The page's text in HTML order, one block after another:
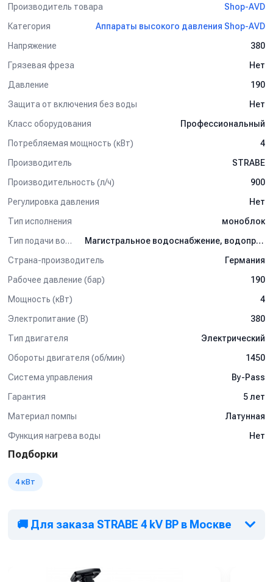
Производитель товара
Shop-AVD
Категория
Аппараты высокого давления Shop-AVD
Напряжение
380
Грязевая фреза
Нет
Давление
190
Защита от включения без воды
Нет
Класс оборудования
Профессиональный
Потребляемая мощность (кВт)
4
Производитель
STRABE
Производительность (л/ч)
900
Регулировка давления
Нет
Тип исполнения
моноблок
Тип подачи воды
Магистральное водоснабжение, водопровод
Страна-производитель
Германия
Рабочее давление (бар)
190
Мощность (кВт)
4
Электропитание (В)
380
Тип двигателя
Электрический
Обороты двигателя (об/мин)
1450
Система управления
By-Pass
Гарантия
5 лет
Материал помпы
Латунная
Функция нагрева воды
Нет
Подборки
4 кВт
🚚 Для заказа STRABE 4 kV BP в Москве